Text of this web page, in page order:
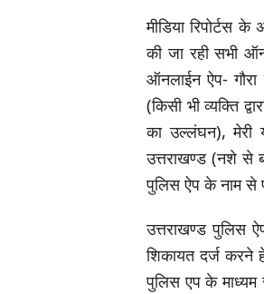
मीडिया रिपोर्टस
की जा रही सभी
ऑनलाईन ऐप-
(किसी भी व्यक्ति
का उल्लंघन), मेरी
उत्तराखण्ड (नशे से
पुलिस ऐप के नाम से
उत्तराखण्ड पुलिस
शिकायत दर्ज करने
पुलिस एप के माध्यम